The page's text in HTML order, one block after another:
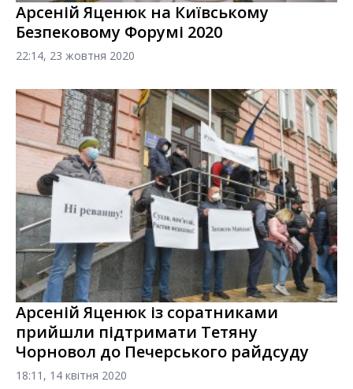
Арсеній Яценюк на Київському
Безпековому Форумі 2020
22:14, 23 жовтня 2020
Арсеній Яценюк із соратниками
прийшли підтримати Тетяну
Чорновол до Печерського райдсуду
18:11, 14 квітня 2020